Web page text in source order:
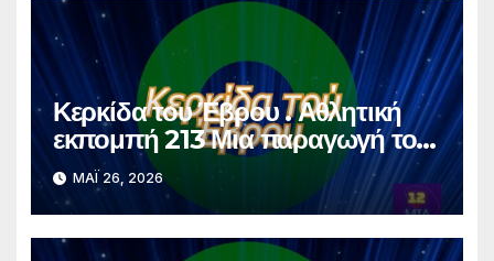
Κερκίδα του Έβρου . Αθλητική
εκπομπή 213 Μια παραγωγή του
dodekamemia Video Pro
ΜΆΙ 26, 2026